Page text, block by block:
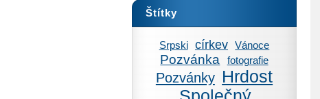
Štítky
Srpski církev Vánoce
Pozvánka fotografie
Pozvánky Hrdost